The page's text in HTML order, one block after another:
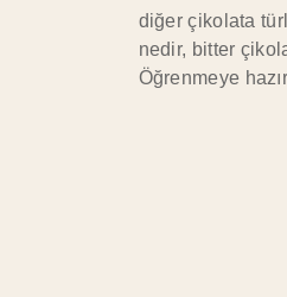
diğer çikolata
nedir, bitter
Öğrenmeye hazır